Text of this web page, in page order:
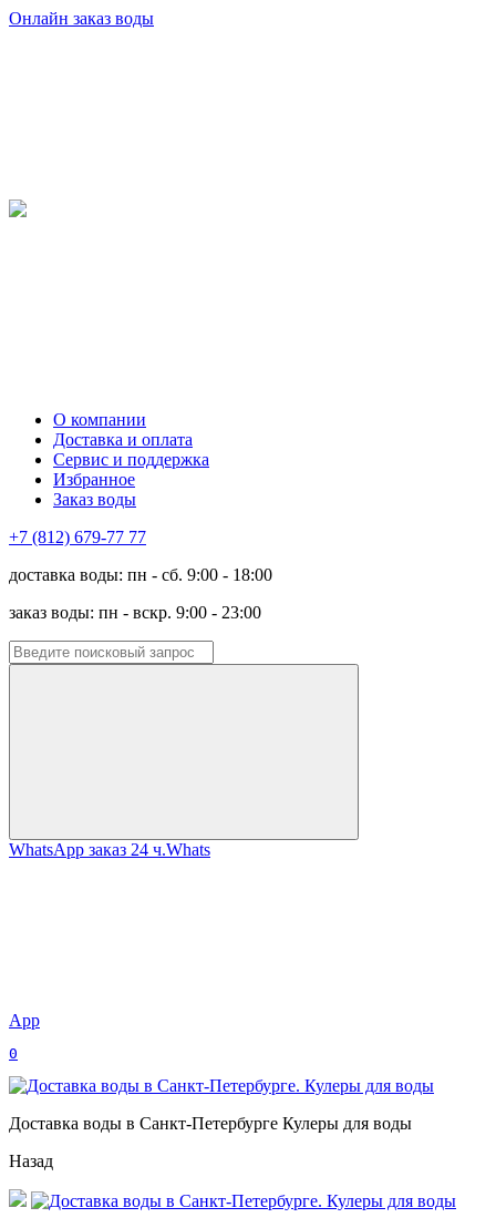
Онлайн заказ воды
О компании
Доставка и оплата
Сервис и поддержка
Избранное
Заказ воды
+7 (812) 679-77 77
доставка воды: пн - сб. 9:00 - 18:00
заказ воды: пн - вскр. 9:00 - 23:00
WhatsApp заказ 24 ч.Whats
App
0
Доставка воды в Санкт-Петербурге Кулеры для воды
Назад